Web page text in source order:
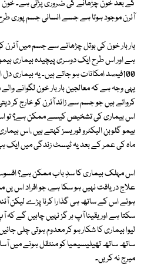
آئرن موجود ہوتا ہے جسے انسانی جسم پوری
بار بار خون کی بوتل چڑھانے سے جسم میں
ہے اور اس طرح ایک دوسری پیچیدہ بیماری
100فیصد امکانات ہو جاتے ہیں۔ یہ بیماری
یہی وجہ ہے کہ معالجین بار بار خون لگوانے
کرواتے ہیں جو جسم سے زائد آئرن کو خارج کر
اس بیماری کی تشخیص کیسے ممکن ہے؟ تو
ہیمو گلوبن الیکٹرو فوریسز کہتے ہیں ،اس
ماہ کی عمر کے بعد یہ ٹیسٹ زندگی میں ایک ہی
اس مہلک بیماری کا سدِ باب ممکن ہے؟
علاج دریافت نہیں ہو سکا ہے، جو افراد اس یں
ہوئے اس کے ساتھ ہی گذارا کرنا پڑے لیکن
سکتا ہے اور یقینا آپ ہر گز نہیں چاہیں گے
لیوا بیماری کا شکار ہو کر معدوم ہوتی چلی
ساتھ ساتھ تھیلیسیمیا کو منتقل ہونے میں
میرج نہ کریں۔